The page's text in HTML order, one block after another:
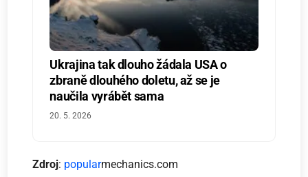
Ukrajina tak dlouho žádala USA o
zbraně dlouhého doletu, až se je
naučila vyrábět sama
20. 5. 2026
Zdroj: popularmechanics.com